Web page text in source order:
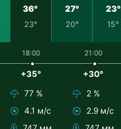
36°
23°
27°
20°
23°
15°
18:00
+35°
77 %
4.1 м/с
21:00
+30°
2 %
2.9 м/с